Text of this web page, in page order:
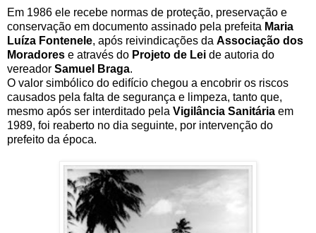
Em 1986 ele recebe normas de proteção, preservação e
conservação em documento assinado pela prefeita Maria
Luíza Fontenele, após reivindicações da Associação dos
Moradores e através do Projeto de Lei de autoria do
vereador Samuel Braga.
O valor simbólico do edifício chegou a encobrir os riscos
causados pela falta de segurança e limpeza, tanto que,
mesmo após ser interditado pela Vigilância Sanitária em
1989, foi reaberto no dia seguinte, por intervenção do
prefeito da época.